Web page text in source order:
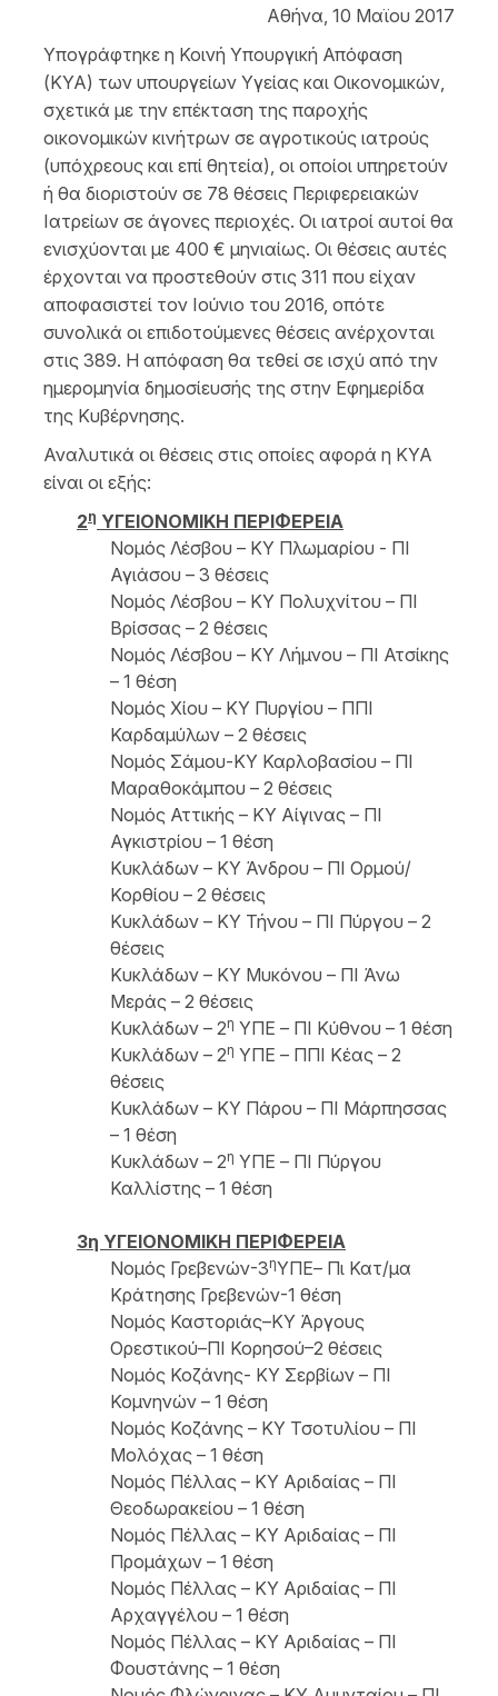
Αθήνα, 10 Μαϊου 2017
Υπογράφτηκε η Κοινή Υπουργική Απόφαση
(ΚΥΑ) των υπουργείων Υγείας και Οικονομικών,
σχετικά με την επέκταση της παροχής
οικονομικών κινήτρων σε αγροτικούς ιατρούς
(υπόχρεους και επί θητεία), οι οποίοι υπηρετούν
ή θα διοριστούν σε 78 θέσεις Περιφερειακών
Ιατρείων σε άγονες περιοχές. Οι ιατροί αυτοί θα
ενισχύονται με 400 € μηνιαίως. Οι θέσεις αυτές
έρχονται να προστεθούν στις 311 που είχαν
αποφασιστεί τον Ιούνιο του 2016, οπότε
συνολικά οι επιδοτούμενες θέσεις ανέρχονται
στις 389. Η απόφαση θα τεθεί σε ισχύ από την
ημερομηνία δημοσίευσής της στην Εφημερίδα
της Κυβέρνησης.
Αναλυτικά οι θέσεις στις οποίες αφορά η ΚΥΑ
είναι οι εξής:
2η ΥΓΕΙΟΝΟΜΙΚΗ ΠΕΡΙΦΕΡΕΙΑ
Νομός Λέσβου – ΚΥ Πλωμαρίου - ΠΙ
Αγιάσου – 3 θέσεις
Νομός Λέσβου – ΚΥ Πολυχνίτου – ΠΙ
Βρίσσας – 2 θέσεις
Νομός Λέσβου – ΚΥ Λήμνου – ΠΙ Ατσίκης
– 1 θέση
Νομός Χίου – ΚΥ Πυργίου – ΠΠΙ
Καρδαμύλων – 2 θέσεις
Νομός Σάμου-ΚΥ Καρλοβασίου – ΠΙ
Μαραθοκάμπου – 2 θέσεις
Νομός Αττικής – ΚΥ Αίγινας – ΠΙ
Αγκιστρίου – 1 θέση
Κυκλάδων – ΚΥ Άνδρου – ΠΙ Ορμού/
Κορθίου – 2 θέσεις
Κυκλάδων – ΚΥ Τήνου – ΠΙ Πύργου – 2
θέσεις
Κυκλάδων – ΚΥ Μυκόνου – ΠΙ Άνω
Μεράς – 2 θέσεις
Κυκλάδων – 2η ΥΠΕ – ΠΙ Κύθνου – 1 θέση
Κυκλάδων – 2η ΥΠΕ – ΠΠΙ Κέας – 2
θέσεις
Κυκλάδων – ΚΥ Πάρου – ΠΙ Μάρπησσας
– 1 θέση
Κυκλάδων – 2η ΥΠΕ – ΠΙ Πύργου
Καλλίστης – 1 θέση
3η ΥΓΕΙΟΝΟΜΙΚΗ ΠΕΡΙΦΕΡΕΙΑ
Νομός Γρεβενών-3ηΥΠΕ– Πι Κατ/μα
Κράτησης Γρεβενών-1 θέση
Νομός Καστοριάς–ΚΥ Άργους
Ορεστικού–ΠΙ Κορησού–2 θέσεις
Νομός Κοζάνης- ΚΥ Σερβίων – ΠΙ
Κομνηνών – 1 θέση
Νομός Κοζάνης – ΚΥ Τσοτυλίου – ΠΙ
Μολόχας – 1 θέση
Νομός Πέλλας – ΚΥ Αριδαίας – ΠΙ
Θεοδωρακείου – 1 θέση
Νομός Πέλλας – ΚΥ Αριδαίας – ΠΙ
Προμάχων – 1 θέση
Νομός Πέλλας – ΚΥ Αριδαίας – ΠΙ
Αρχαγγέλου – 1 θέση
Νομός Πέλλας – ΚΥ Αριδαίας – ΠΙ
Φουστάνης – 1 θέση